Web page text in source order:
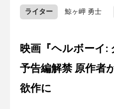
ライター 鯨ヶ岬 勇士
映画『ヘルボーイ:
予告編解禁 原作者
欲作に